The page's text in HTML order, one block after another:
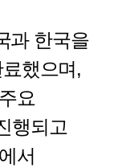
과 한국을
했으며,
요
행되고
서